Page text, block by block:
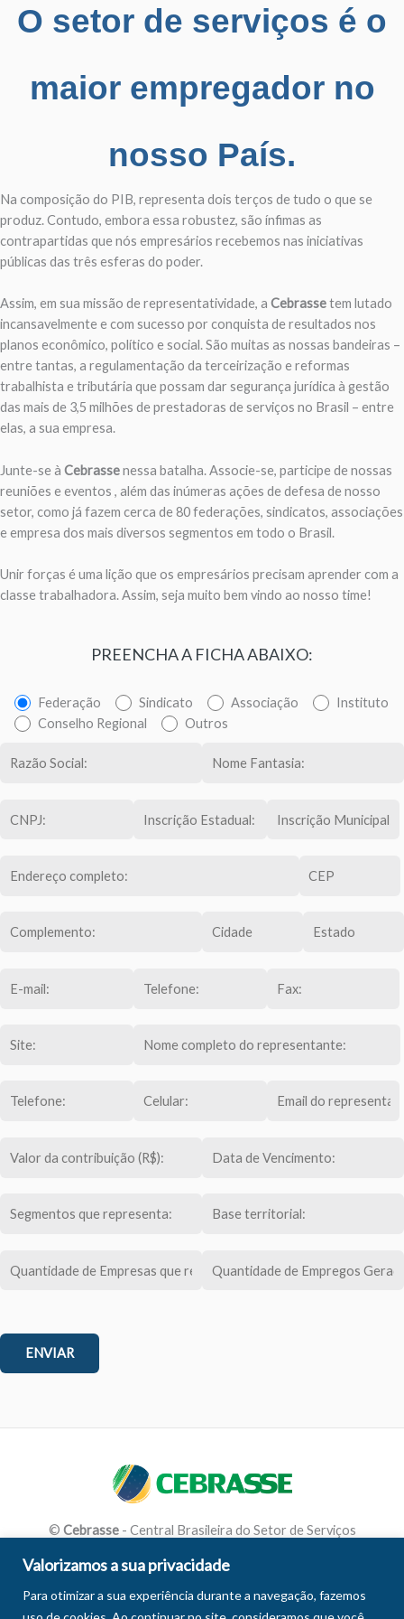
Valorizamos a sua privacidade
Para otimizar a sua experiência durante a navegação, fazemos
O setor de serviços é o
maior empregador no
nosso País.
Na composição do PIB, representa dois terços de tudo o que se
produz. Contudo, embora essa robustez, são ínfimas as
contrapartidas que nós empresários recebemos nas iniciativas
públicas das três esferas do poder.
Assim, em sua missão de representatividade, a Cebrassetem lutado
incansavelmente e com sucesso por conquista de resultados nos
planos econômico, político e social. São muitas as nossas bandeiras –
entre tantas, a regulamentação da terceirização e reformas
trabalhista e tributária que possam dar segurança jurídica à gestão
das mais de 3,5 milhões de prestadoras de serviços no Brasil – entre
elas, a sua empresa.
Junte-se à Cebrassenessa batalha. Associe-se, participe de nossas
reuniões e eventos , além das inúmeras ações de defesa de nosso
setor, como já fazem cerca de 80 federações, sindicatos, associações
e empresa dos mais diversos segmentos em todo o Brasil.
Unir forças é uma lição que os empresários precisam aprender com a
classe trabalhadora. Assim, seja muito bem vindo ao nosso time!
PREENCHA A FICHA ABAIXO:
Federação Sindicato Associação
Instituto
Conselho Regional
Outros
© Cebrasse- Central Brasileira do Setor de Serviços
Facebook
LinkedIn
Youtube
Instagram